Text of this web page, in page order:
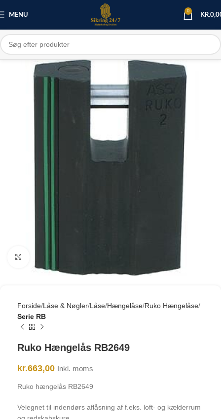
MENU
0
KR.
Forside Låse & Nøgler Låse Hængelåse Ruko Hængelåse
Serie RB
Ruko Hængelås RB2649
kr.663,00 Inkl. moms
Ruko hængelås RB2649
Velegnet til indendørs aflåsning af f.eks. loft- og kælderrum